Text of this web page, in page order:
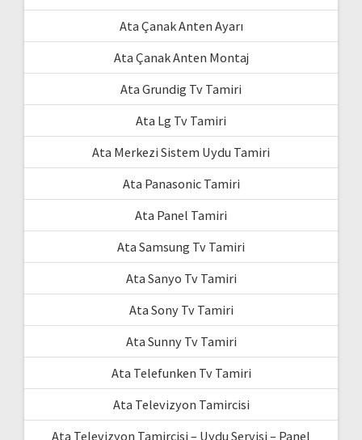
Ata Çanak Anten Ayarı
Ata Çanak Anten Montaj
Ata Grundig Tv Tamiri
Ata Lg Tv Tamiri
Ata Merkezi Sistem Uydu Tamiri
Ata Panasonic Tamiri
Ata Panel Tamiri
Ata Samsung Tv Tamiri
Ata Sanyo Tv Tamiri
Ata Sony Tv Tamiri
Ata Sunny Tv Tamiri
Ata Telefunken Tv Tamiri
Ata Televizyon Tamircisi
Ata Televizyon Tamircisi – Uydu Servisi – Panel